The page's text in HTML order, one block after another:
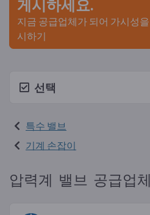
게시하세요.
지금 공급업체가 되어 가시성
시하기
선택
특수 밸브
기계 손잡이
압력계 밸브 공급업